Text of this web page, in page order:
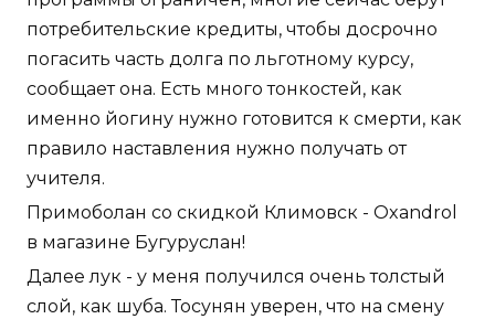
потребительские кредиты, чтобы досрочно
погасить часть долга по льготному курсу,
сообщает она. Есть много тонкостей, как
именно йогину нужно готовится к смерти, как
правило наставления нужно получать от
учителя.
Примоболан со скидкой Климовск - Oxandrol
в магазине Бугуруслан!
Далее лук - у меня получился очень толстый
слой, как шуба. Тосунян уверен, что на смену